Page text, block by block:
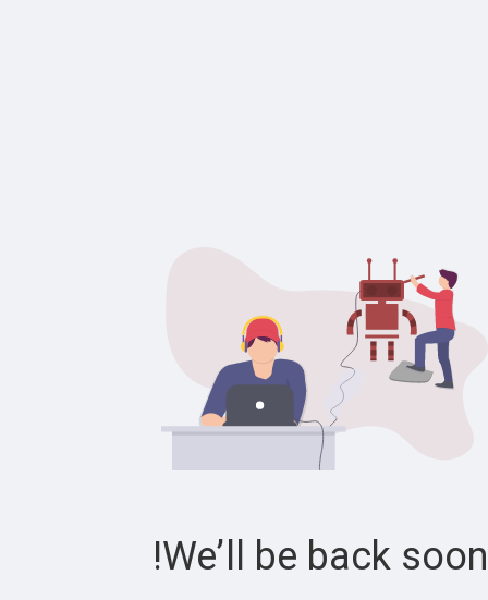
We’ll be back soon!